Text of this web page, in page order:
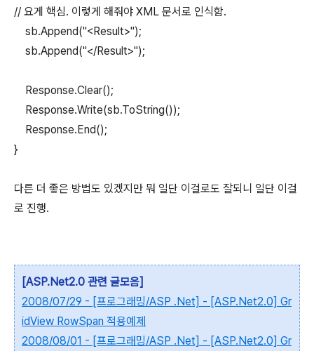
// 요게 핵심. 이렇게 해줘야 XML 문서로 인식함.
sb.Append("<Result>");
sb.Append("</Result>");
Response.Clear();
Response.Write(sb.ToString());
Response.End();
}
다른 더 좋은 방법도 있겠지만 뭐 일단 이걸로도 잘되니 일단 이걸
로 진행.
[ASP.Net2.0 관련 글모음]
2008/07/29 - [프로그래밍/ASP .Net] - [ASP.Net2.0] Gr
idView RowSpan 적용예제
2008/08/01 - [프로그래밍/ASP .Net] - [ASP.Net2.0] Gr